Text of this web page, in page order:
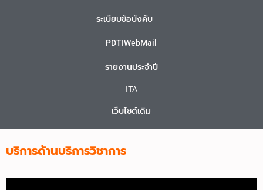
ระเบียบข้อบังคับ
PDTIWebMail
รายงานประจำปี
ITA
เว็บไซต์เดิม
บริการด้านบริการวิชาการ